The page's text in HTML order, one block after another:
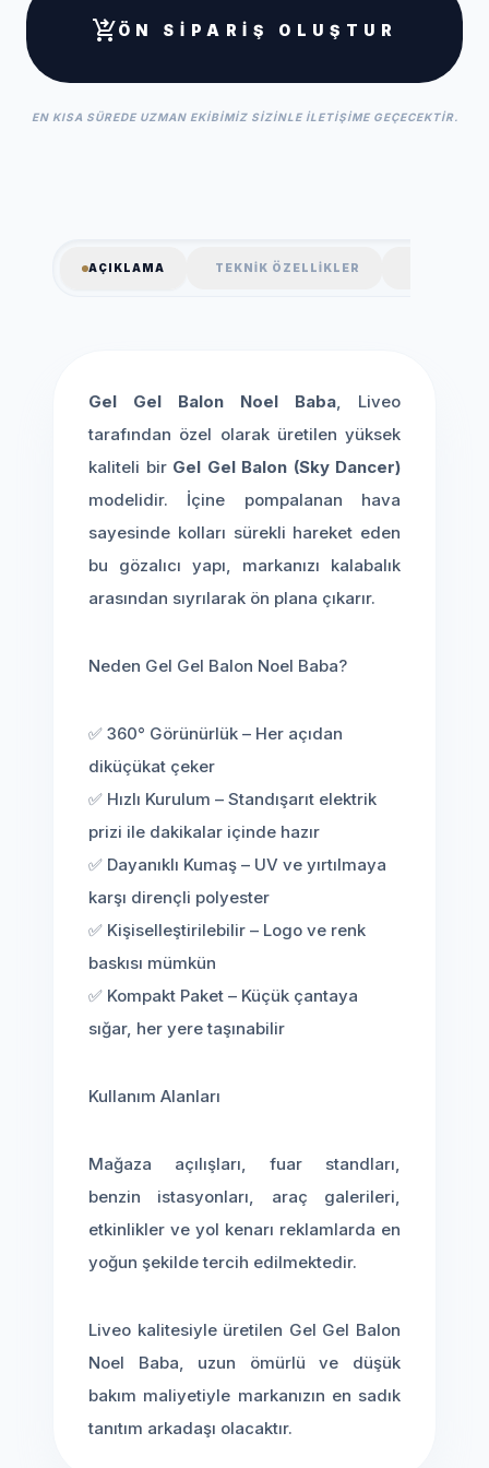
shopping_cart_checkoutÖN SIPARIŞ OLUŞTUR
EN KISA SÜREDE UZMAN EKIBIMIZ SIZINLE ILETIŞIME GEÇECEKTIR.
AÇIKLAMA TEKNIK ÖZELLIKLER
Gel Gel Balon Noel Baba, Liveo
tarafından özel olarak üretilen yüksek
kaliteli bir Gel Gel Balon (Sky Dancer)
modelidir. İçine pompalanan hava
sayesinde kolları sürekli hareket eden
bu gözalıcı yapı, markanızı kalabalık
arasından sıyrılarak ön plana çıkarır.
Neden Gel Gel Balon Noel Baba?
✅ 360° Görünürlük – Her açıdan
diküçükat çeker
✅ Hızlı Kurulum – Standışarıt elektrik
prizi ile dakikalar içinde hazır
✅ Dayanıklı Kumaş – UV ve yırtılmaya
karşı dirençli polyester
✅ Kişiselleştirilebilir – Logo ve renk
baskısı mümkün
✅ Kompakt Paket – Küçük çantaya
sığar, her yere taşınabilir
Kullanım Alanları
Mağaza açılışları, fuar standları,
benzin istasyonları, araç galerileri,
etkinlikler ve yol kenarı reklamlarda en
yoğun şekilde tercih edilmektedir.
Liveo kalitesiyle üretilen Gel Gel Balon
Noel Baba, uzun ömürlü ve düşük
bakım maliyetiyle markanızın en sadık
tanıtım arkadaşı olacaktır.